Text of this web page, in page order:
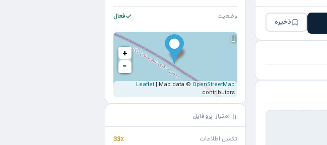
ذخیره
وضعیت فعال
+
−
Leaflet | Map data © OpenStreetMap
contributors
امتیاز پروفایل
تکمیل اطلاعات 33٪